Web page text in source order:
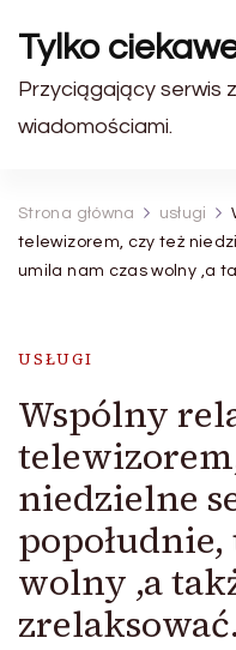
Tylko
Przyciągający serwis
wiadomościami.
Strona główna usługi
telewizorem, czy też
umila nam czas wolny ,a
USŁUGI
Wspólny
niedzielne
wolny ,a
zrelaksować.